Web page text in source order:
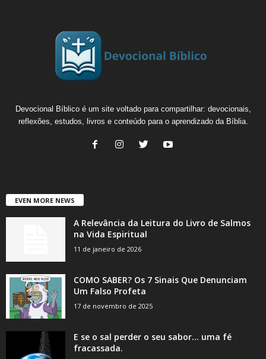
Devocional Bíblico é um site voltado para compartilhar: devocionais,
reflexões, estudos, livros e conteúdo para o aprendizado da Bíblia.
EVEN MORE NEWS
A Relevância da Leitura do Livro de Salmos
na Vida Espiritual
11 de janeiro de 2026
COMO SABER? Os 7 Sinais Que Denunciam
Um Falso Profeta
17 de novembro de 2025
E se o sal perder o seu sabor… uma fé
fracassada.